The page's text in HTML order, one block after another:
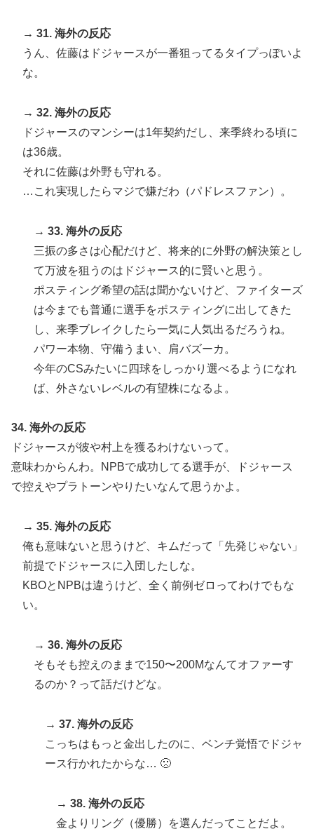
→ 31. 海外の反応
うん、佐藤はドジャースが一番狙ってるタイプっぽいよ
な。
→ 32. 海外の反応
ドジャースのマンシーは1年契約だし、来季終わる頃に
は36歳。
それに佐藤は外野も守れる。
…これ実現したらマジで嫌だわ（パドレスファン）。
→ 33. 海外の反応
三振の多さは心配だけど、将来的に外野の解決策とし
て万波を狙うのはドジャース的に賢いと思う。
ポスティング希望の話は聞かないけど、ファイターズ
は今までも普通に選手をポスティングに出してきた
し、来季ブレイクしたら一気に人気出るだろうね。
パワー本物、守備うまい、肩バズーカ。
今年のCSみたいに四球をしっかり選べるようになれ
ば、外さないレベルの有望株になるよ。
34. 海外の反応
ドジャースが彼や村上を獲るわけないって。
意味わからんわ。NPBで成功してる選手が、ドジャース
で控えやプラトーンやりたいなんて思うかよ。
→ 35. 海外の反応
俺も意味ないと思うけど、キムだって「先発じゃない」
前提でドジャースに入団したしな。
KBOとNPBは違うけど、全く前例ゼロってわけでもな
い。
→ 36. 海外の反応
そもそも控えのままで150〜200Mなんてオファーす
るのか？って話だけどな。
→ 37. 海外の反応
こっちはもっと金出したのに、ベンチ覚悟でドジャ
ース行かれたからな… 🙁
→ 38. 海外の反応
金よりリング（優勝）を選んだってことだよ。